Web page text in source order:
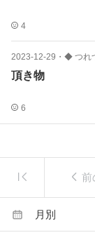
4
2023-12-29 ・ ◆ つれ
頂き物
6
前
月別